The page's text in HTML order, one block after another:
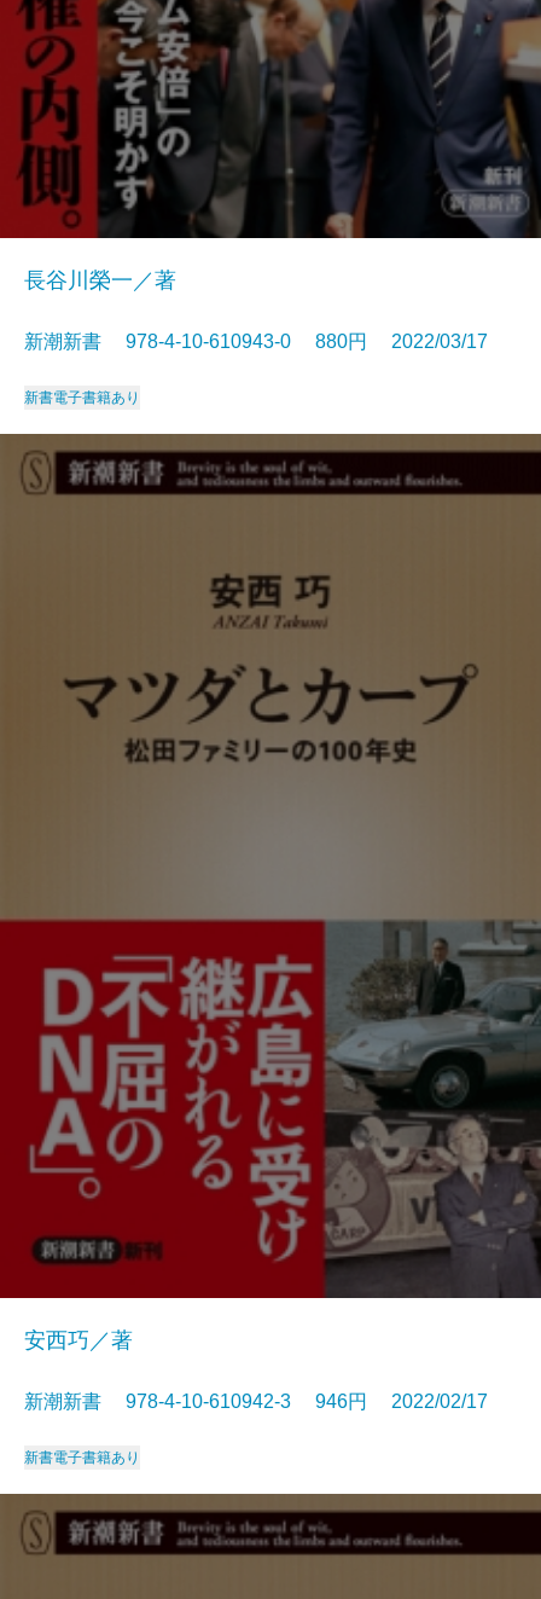
長谷川榮一／著
新潮新書 978-4-10-610943-0 880円 2022/03/17
新書電子書籍あり
安西巧／著
新潮新書 978-4-10-610942-3 946円 2022/02/17
新書電子書籍あり